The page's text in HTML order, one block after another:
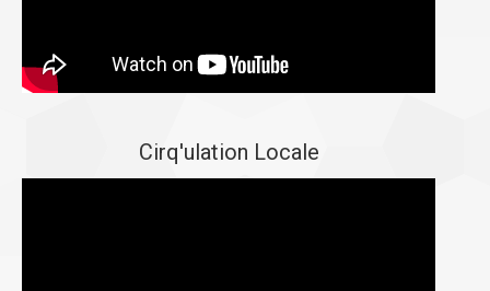
Cirq'ulation Locale